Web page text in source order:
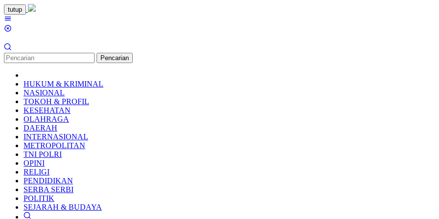
Loncat
ke
konten
tutup
Pencarian
HUKUM & KRIMINAL
NASIONAL
TOKOH & PROFIL
KESEHATAN
OLAHRAGA
DAERAH
INTERNASIONAL
METROPOLITAN
TNI POLRI
OPINI
RELIGI
PENDIDIKAN
SERBA SERBI
POLITIK
SEJARAH & BUDAYA